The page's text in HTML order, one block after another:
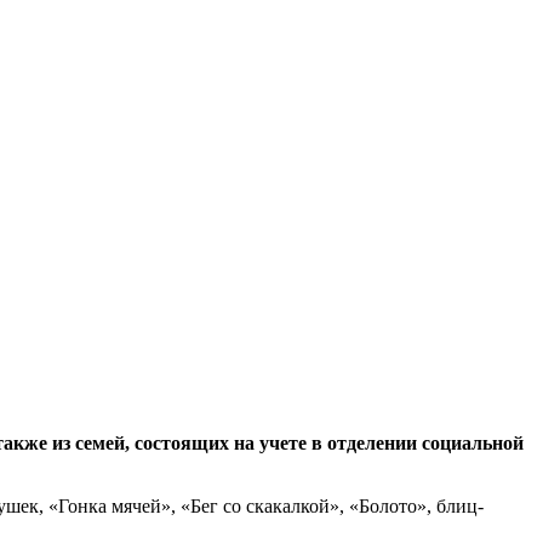
из семей, состоящих на учете в отделении социальной
«Гонка мячей», «Бег со скакалкой», «Болото», блиц-